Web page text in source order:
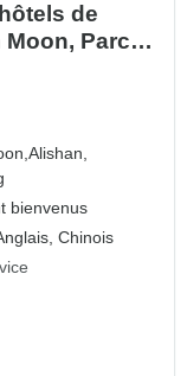
de
Parc
de Lukang
Alishan,
bienvenus
Chinois